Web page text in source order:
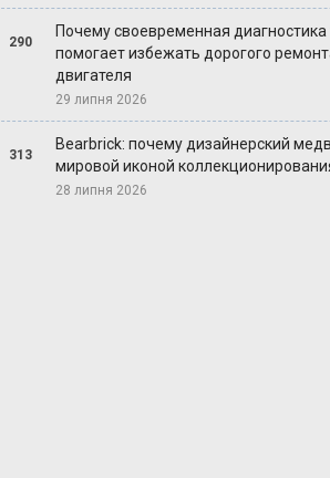
290
Почему своевременная
помогает избежать дорогого
двигателя
29 липня 2026
313
Bearbrick: почему дизайнерский
мировой иконой
28 липня 2026